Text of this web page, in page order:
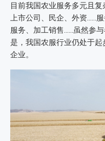
目前我国农业服务多元且复
上市公司、民企、外资……
服务、加工销售……虽然参
是，我国农服行业仍处于
企业。